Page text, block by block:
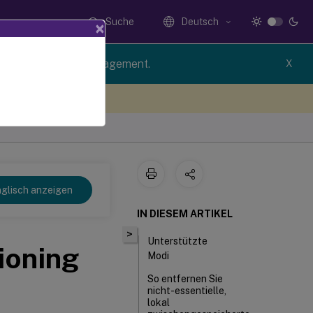
Suche Deutsch
of Profile Management. X
anzeigen
>
IN DIESEM ARTIKEL
Unterstützte
Modi
So entfernen Sie
nicht-essentielle,
lokal
×